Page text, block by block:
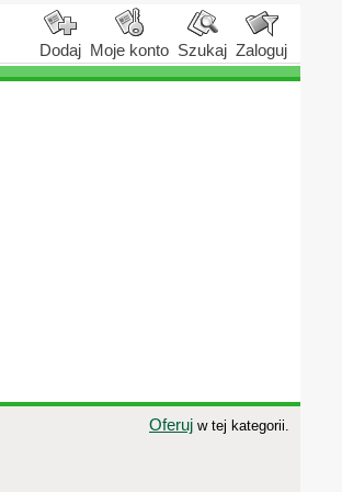
Dodaj Moje konto Szukaj Zaloguj
Oferuj w tej kategorii.